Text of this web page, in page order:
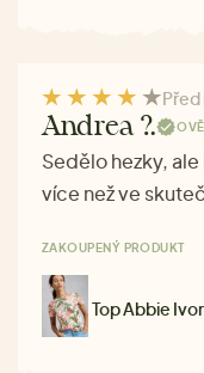
Andrea ?.
Sedělo hezky,
více než ve
ZAKOUPENÝ PRODUKT
Top Abbie